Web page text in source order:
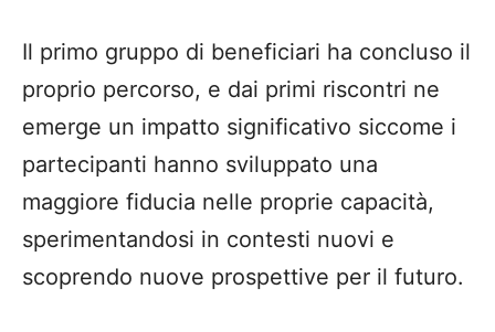
Il primo gruppo di beneficiari ha concluso il
proprio percorso, e dai primi riscontri ne
emerge un impatto significativo siccome i
partecipanti hanno sviluppato una
maggiore fiducia nelle proprie capacità,
sperimentandosi in contesti nuovi e
scoprendo nuove prospettive per il futuro.